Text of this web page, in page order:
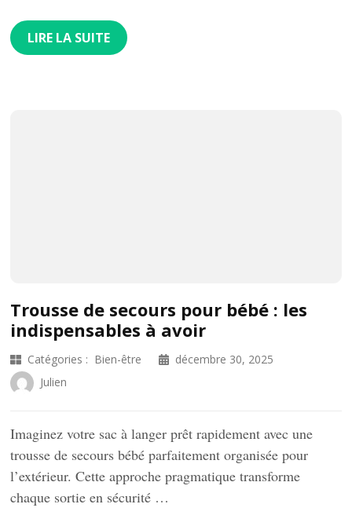
LIRE LA SUITE
Trousse de secours pour bébé : les
indispensables à avoir
Catégories : Bien-être
décembre 30, 2025
Julien
Imaginez votre sac à langer prêt rapidement avec une
trousse de secours bébé parfaitement organisée pour
l’extérieur. Cette approche pragmatique transforme
chaque sortie en sécurité …